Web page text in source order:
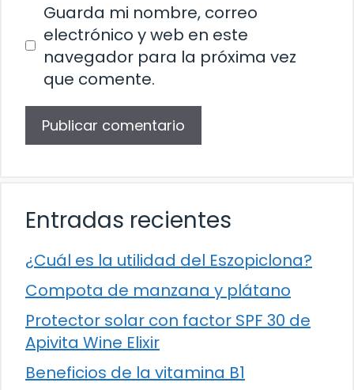
Guarda mi nombre, correo
electrónico y web en este
navegador para la próxima vez
que comente.
Entradas recientes
¿Cuál es la utilidad del Eszopiclona?
Compota de manzana y plátano
Protector solar con factor SPF 30 de
Apivita Wine Elixir
Beneficios de la vitamina B1